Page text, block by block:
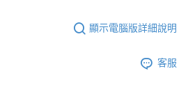
顯示電腦版詳細說明
客服